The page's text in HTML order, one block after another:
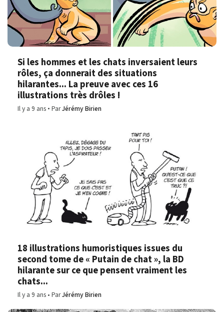
Si les hommes et les chats inversaient leurs
rôles, ça donnerait des situations
hilarantes... La preuve avec ces 16
illustrations très drôles !
Il y a 9 ans ParJérémy Birien
18 illustrations humoristiques issues du
second tome de « Putain de chat », la BD
hilarante sur ce que pensent vraiment les
chats...
Il y a 9 ans ParJérémy Birien